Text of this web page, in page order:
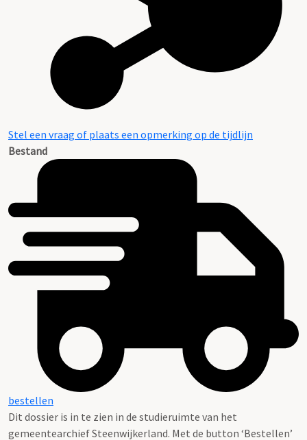
Stel een vraag of plaats een opmerking op de tijdlijn
Bestand
bestellen
Dit dossier is in te zien in de studieruimte van het
gemeentearchief Steenwijkerland. Met de button ‘Bestellen’